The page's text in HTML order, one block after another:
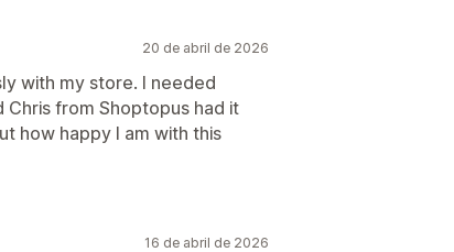
20 de abril de 2026
with my store. I needed
from Shoptopus had it
how happy I am with this
16 de abril de 2026